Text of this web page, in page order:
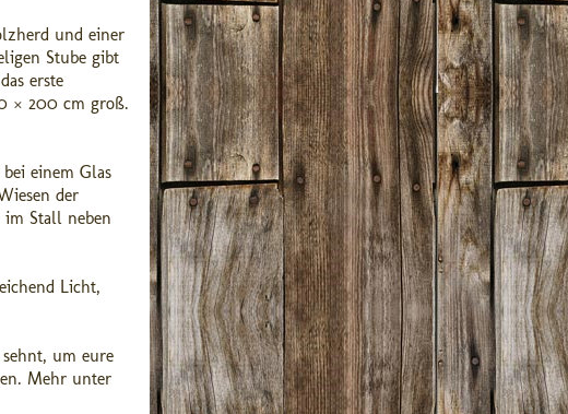
und einer
Stube gibt
erste
× 200 cm groß.
einem Glas
der
Stall neben
Licht,
um eure
Mehr unter